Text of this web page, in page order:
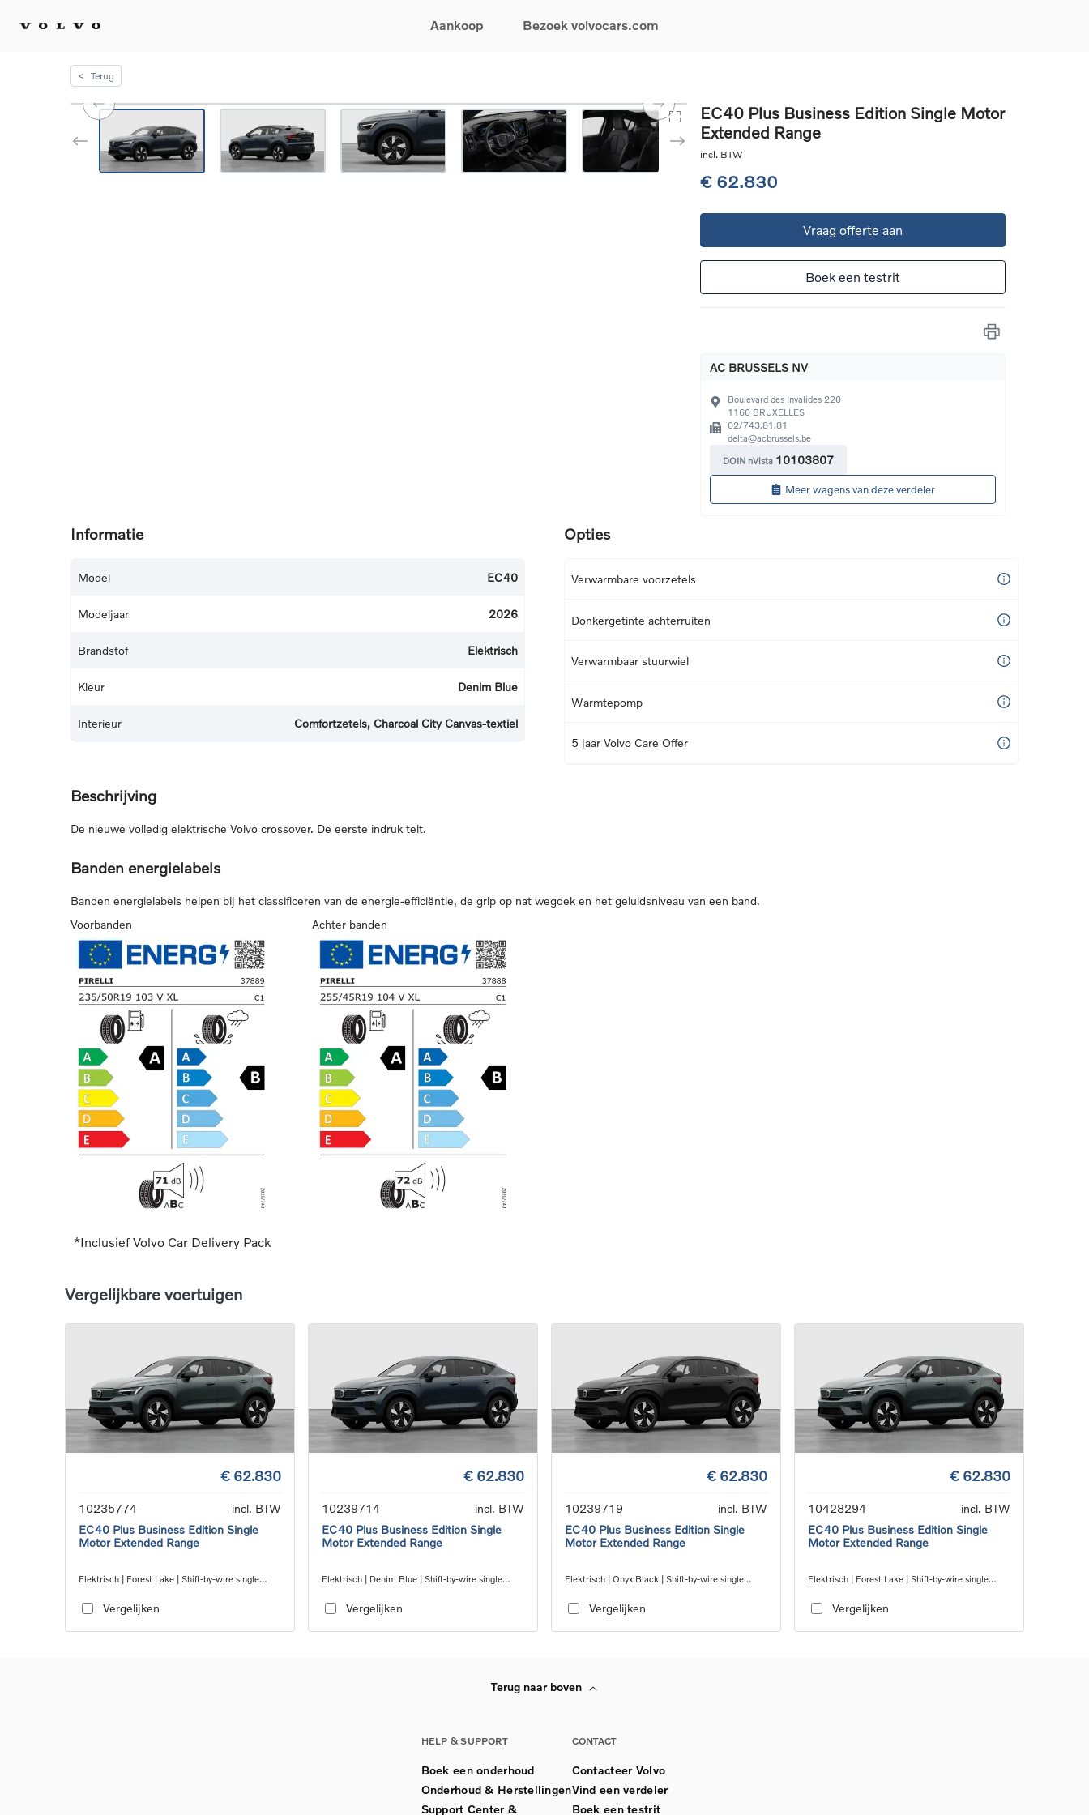
Aankoop
EX30
EX40
EC40
Elektrische auto's
Plug-inhybride auto's
Mild hybrid auto's
Bezoek volvocars.com
Stel uw wagen samen
Tijdelijke aanbiedingen
Gecertificeerde
Financieren
Verzekeringen
Boek een onderhoud
Onderhoud & herstellingen
Overname van uw auto
24/7 Pechverhelping
< Terug
EC40 Plus Business Edition Single Motor
Extended Range
incl. BTW
€ 62.830
Vraag offerte aan
Boek een testrit
AC BRUSSELS NV
Boulevard des Invalides 220
1160 BRUXELLES
02/743.81.81
delta@acbrussels.be
DOIN nVista 10103807
Meer wagens van deze verdeler
Informatie
Model EC40
Modeljaar 2026
Brandstof Elektrisch
Kleur Denim Blue
Interieur Comfortzetels, Charcoal City Canvas-textiel
Opties
Verwarmbare voorzetels
Donkergetinte achterruiten
Verwarmbaar stuurwiel
Warmtepomp
5 jaar Volvo Care Offer
Beschrijving
De nieuwe volledig elektrische Volvo crossover. De eerste indruk telt.
Banden energielabels
Banden energielabels helpen bij het classificeren van de energie-efficiëntie, de grip op nat wegdek en het geluidsniveau van een band.
Voorbanden
Achter banden
*Inclusief Volvo Car Delivery Pack
Vergelijkbare voertuigen
€ 62.830
10235774
incl. BTW
EC40 Plus Business Edition Single
Motor Extended Range
Elektrisch | Forest Lake | Shift-by-wire single
Vergelijken
€ 62.830
10239714
incl. BTW
EC40 Plus Business Edition Single
Motor Extended Range
Elektrisch | Denim Blue | Shift-by-wire single
Vergelijken
€ 62.830
10239719
incl. BTW
EC40 Plus Business Edition Single
Motor Extended Range
Elektrisch | Onyx Black | Shift-by-wire single
Vergelijken
€ 62.830
10428294
incl. BTW
EC40 Plus Business Edition Single
Motor Extended Range
Elektrisch | Forest Lake | Shift-by-wire single
Vergelijken
Terug naar boven
HELP & SUPPORT
Boek een onderhoud
Onderhoud & Herstellingen
Support Center &
CONTACT
Contacteer Volvo
Vind een verdeler
Boek een testrit